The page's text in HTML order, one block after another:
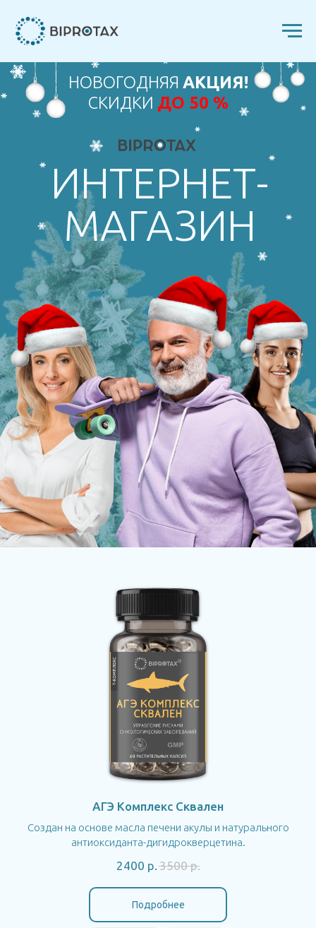
ИНТЕРНЕТ-
МАГАЗИН
АГЭ Комплекс Сквален
Создан на основе масла печени акулы и натурального
антиоксиданта-дигидрокверцетина.
2400 р.3500 р.
Подробнее